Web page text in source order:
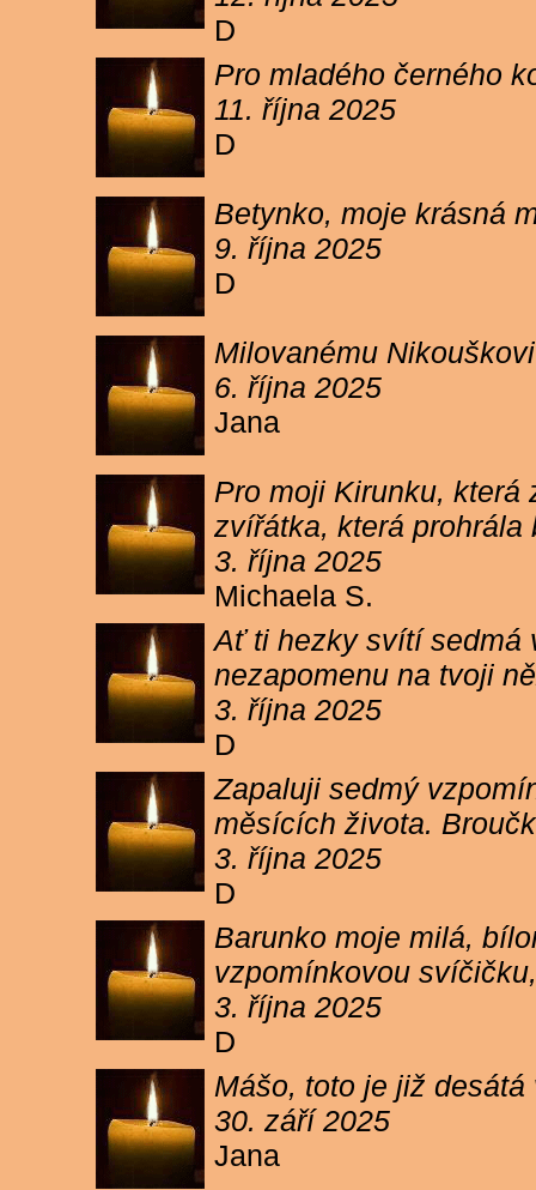
D
Pro mladého černého
11. října 2025
D
Betynko, moje krásná
9. října 2025
D
Milovanému
6. října 2025
Jana
Pro moji Kirunku, která
zvířátka, která prohrála
3. října 2025
Michaela S.
Ať ti hezky svítí sedmá
nezapomenu na tvoji
3. října 2025
D
Zapaluji sedmý
měsících života.
3. října 2025
D
Barunko moje milá,
vzpomínkovou
3. října 2025
D
Mášo, toto je již
30. září 2025
Jana